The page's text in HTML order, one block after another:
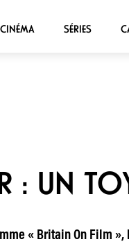
CINÉMA SÉRIES
: UN
« Britain On Film